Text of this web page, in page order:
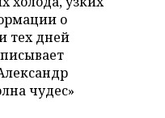
о
тех дней
чудес»